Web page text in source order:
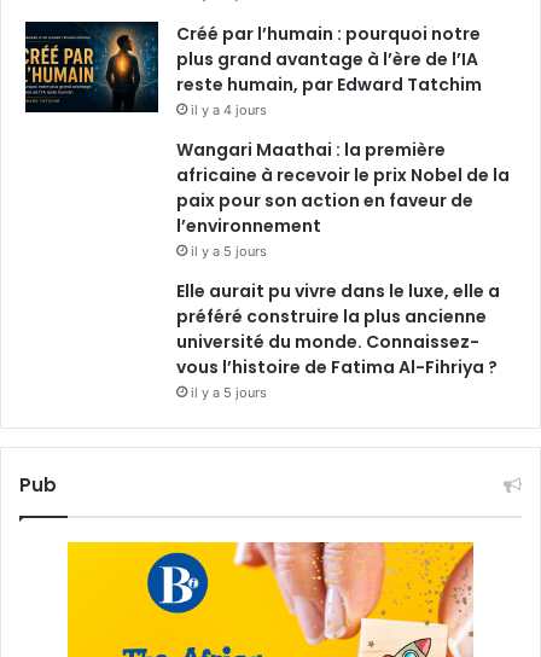
Créé par l’humain : pourquoi notre
plus grand avantage à l’ère de l’IA
reste humain, par Edward Tatchim
il y a 4 jours
Wangari Maathai : la première
africaine à recevoir le prix Nobel de la
paix pour son action en faveur de
l’environnement
il y a 5 jours
Elle aurait pu vivre dans le luxe, elle a
préféré construire la plus ancienne
université du monde. Connaissez-
vous l’histoire de Fatima Al-Fihriya ?
il y a 5 jours
Pub